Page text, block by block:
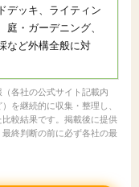
デッキ、ライティン
庭・ガーデニング、
など外構全般に対
各社の公式サイト記載内
を継続的に収集・整理し、
較結果です。掲載後に提供
終判断の前に必ず各社の最